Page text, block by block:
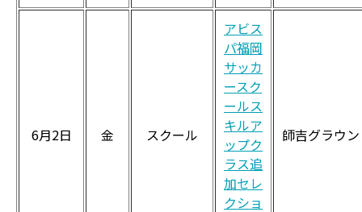
6月2日 金 スクール
アビス
パ福岡
サッカ
ースク
ールス
キルア
ップク
ラス追
加セレ
クショ
師吉グラウ